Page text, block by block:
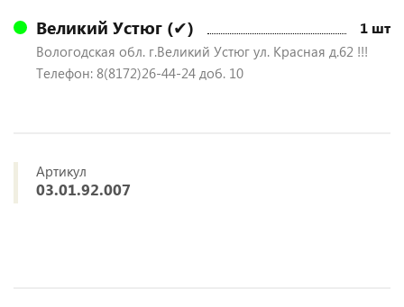
Великий Устюг (✔) 1 шт
Вологодская обл. г.Великий Устюг ул. Красная д.62 !!!
Телефон: 8(8172)26-44-24 доб. 10
Артикул
03.01.92.007